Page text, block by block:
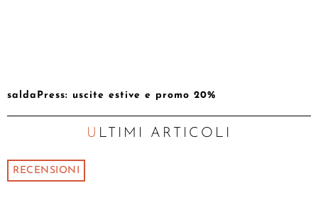
saldaPress: uscite estive e promo 20%
ULTIMI ARTICOLI
RECENSIONI